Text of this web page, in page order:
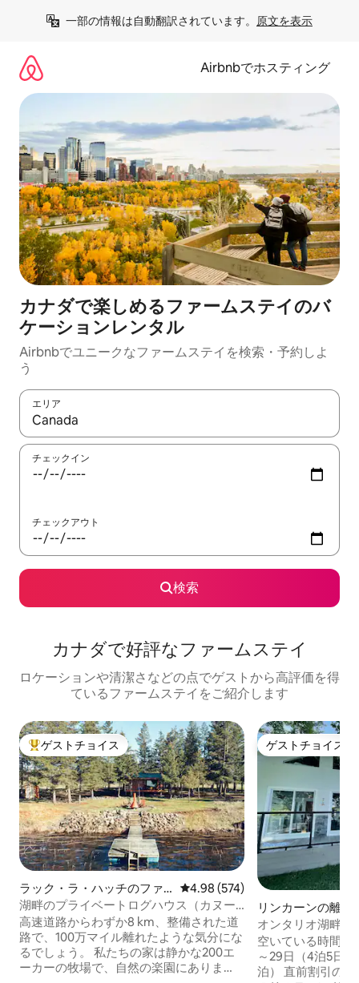
一部の情報は自動翻訳されています。 原文を表示
Airbnbでホスティング
カナダで楽しめるファームステイのバ
ケーションレンタル
Airbnbでユニークなファームステイを検索・予約しよ
う
エリア
検索結果が表示されたら、上下の矢印キーを使って移動するか
チェックイン
チェックアウト
検索
カナダで好評なファームステイ
ロケーションや清潔さなどの点でゲストから高評価を得
ているファームステイをご紹介します
大好評のゲストチョイスです。
ゲストチョイス
ラック・ラ・ハッチのファ
ームステイ
レビュー574件、5つ星中4.98つ
4.98 (574)
湖畔のプライベートログハウス（カヌー
＆カヤック付き）
高速道路からわずか8 km、整備された道
路で、100万マイル離れたような気分にな
るでしょう。 私たちの家は静かな200エ
ーカーの牧場で、自然の楽園にありま
ゲストチョイス
ゲストチョイス
リンカーンの離れ
オンタリオ湖畔の
ラ）
空いている時間帯
～29日（4泊5日
泊） 直前割引の